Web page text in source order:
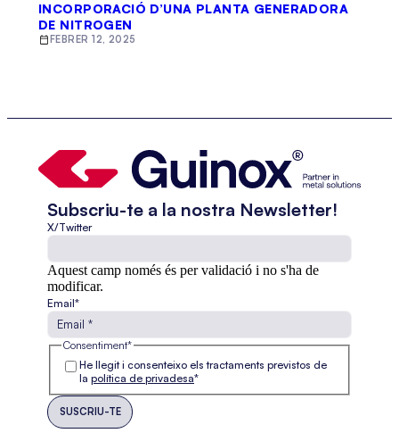
INCORPORACIÓ D’UNA PLANTA GENERADORA
DE NITROGEN
FEBRER 12, 2025
Subscriu-te a la nostra Newsletter!
X/Twitter
Aquest camp només és per validació i no s'ha de
modificar.
Email*
Consentiment*
He llegit i consenteixo els tractaments previstos de
la política de privadesa*